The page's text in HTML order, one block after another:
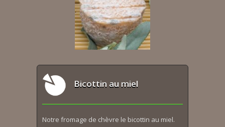
Bicottin au miel
Notre fromage de chèvre le bicottin au miel.